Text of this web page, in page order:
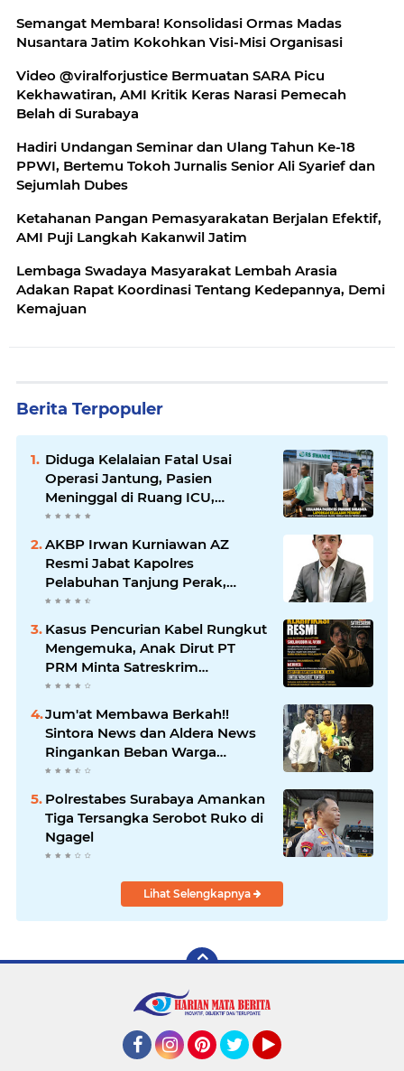
Semangat Membara! Konsolidasi Ormas Madas
Nusantara Jatim Kokohkan Visi-Misi Organisasi
Video @viralforjustice Bermuatan SARA Picu
Kekhawatiran, AMI Kritik Keras Narasi Pemecah
Belah di Surabaya
Hadiri Undangan Seminar dan Ulang Tahun Ke-18
PPWI, Bertemu Tokoh Jurnalis Senior Ali Syarief dan
Sejumlah Dubes
Ketahanan Pangan Pemasyarakatan Berjalan Efektif,
AMI Puji Langkah Kakanwil Jatim
Lembaga Swadaya Masyarakat Lembah Arasia
Adakan Rapat Koordinasi Tentang Kedepannya, Demi
Kemajuan
Berita Terpopuler
Diduga Kelalaian Fatal Usai
Operasi Jantung, Pasien
Meninggal di Ruang ICU,
Keluarga Tuntut RSUD dr.
Soewandhie Bertanggung
Jawab
AKBP Irwan Kurniawan AZ
Resmi Jabat Kapolres
Pelabuhan Tanjung Perak,
Pimpinan Redaksi
HarianMataBerita.com
Sampaikan Ucapan Selamat
Kasus Pencurian Kabel Rungkut
Mengemuka, Anak Dirut PT
PRM Minta Satreskrim
Polrestabes Surabaya Usut
Hingga Tuntas
Jum'at Membawa Berkah!!
Sintora News dan Aldera News
Ringankan Beban Warga
Bangkitkan Pelaku UMKM
Polrestabes Surabaya Amankan
Tiga Tersangka Serobot Ruko di
Ngagel
Lihat Selengkapnya